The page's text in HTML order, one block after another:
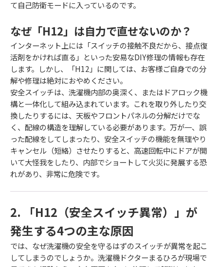
て自己防衛モードに入っているのです。
なぜ「H12」は自力で直せないのか？
インターネット上には「スイッチの接触不良だから、接点復
活剤をかければ直る」といった安易なDIY修理の情報も存在
します。しかし、「H12」に関しては、お客様ご自身での分
解や修理は絶対におやめください。
安全スイッチは、洗濯機内部の奥深く、またはドアロック機
構と一体化して組み込まれています。これを取り外したり交
換したりするには、天板やフロントパネルの分解だけでな
く、配線の構造を理解している必要があります。万が一、誤
った配線をしてしまったり、安全スイッチの機能を無理やり
キャンセル（短絡）させたりすると、高速回転中にドアが開
いて大怪我をしたり、内部でショートして火災に発展する恐
れがあり、非常に危険です。
2. 「H12（安全スイッチ異常）」が
発生する4つの主な原因
では、なぜ洗濯機の安全を守るはずのスイッチが異常を起こ
してしまうのでしょうか。洗濯機ドクターまるひろが現場で